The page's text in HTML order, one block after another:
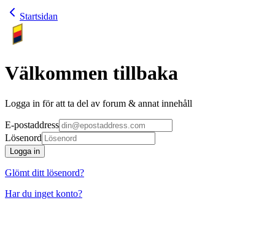
Startsidan
Välkommen tillbaka
Logga in för att ta del av forum & annat innehåll
E-postaddress
Lösenord
Logga in
Glömt ditt lösenord?
Har du inget konto?